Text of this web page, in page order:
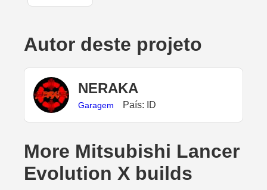
Autor deste projeto
NERAKA
Garagem País: ID
More Mitsubishi Lancer
Evolution X builds